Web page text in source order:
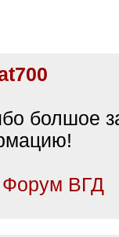
болшое
Форум ВГД